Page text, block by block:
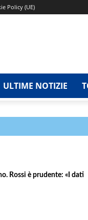
Policy (UE)
ULTIME NOTIZIE
Rossi è prudente: «I dati